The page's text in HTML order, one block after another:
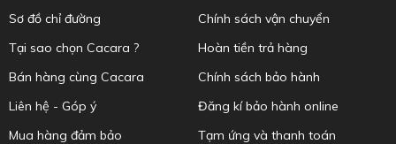
Sơ đồ chỉ đường
Tại sao chọn Cacara ?
Bán hàng cùng Cacara
Liên hệ - Góp ý
Mua hàng đảm bảo
Chính sách vận chuyển
Hoàn tiền trả hàng
Chính sách bảo hành
Đăng kí bảo hành online
Tạm ứng và thanh toán